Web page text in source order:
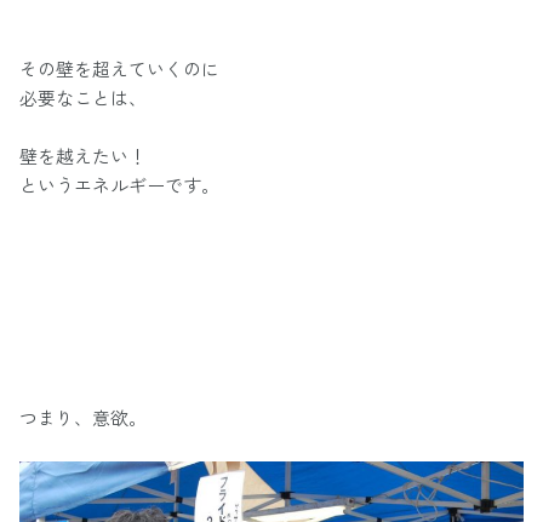
その壁を超えていくのに
必要なことは、
壁を越えたい！
というエネルギーです。
つまり、意欲。